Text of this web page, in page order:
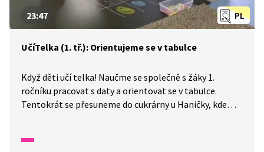
PL
23:47
UčíTelka (1. tř.): Orientujeme se v tabulce
Když děti učí telka! Naučme se společně s žáky 1.
ročníku pracovat s daty a orientovat se v tabulce.
Tentokrát se přesuneme do cukrárny u Haničky, kde
matematickými otázkami a také zkusíme doplnit